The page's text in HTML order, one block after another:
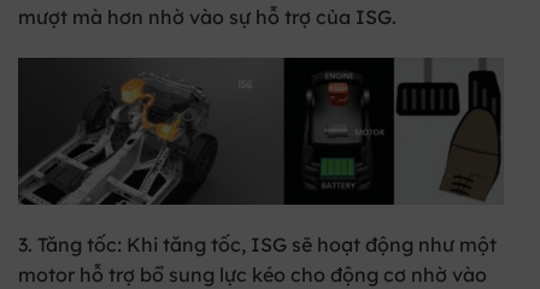
mượt mà hơn nhờ vào sự hỗ trợ của ISG.
3. Tăng tốc: Khi tăng tốc, ISG sẽ hoạt động như một
motor hỗ trợ bổ sung lực kéo cho động cơ nhờ vào